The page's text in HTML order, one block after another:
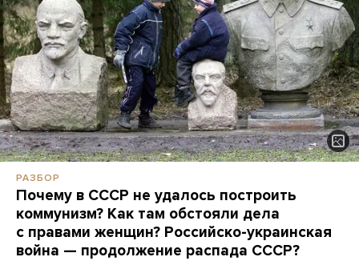
РАЗБОР
Почему в СССР не удалось построить
коммунизм? Как там обстояли дела
с правами женщин? Российско-украинская
война — продолжение распада СССР?